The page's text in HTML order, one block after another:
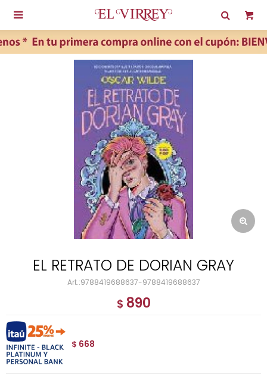

EL RETRATO DE DORIAN GRAY
9788419688637-9788419688637
$ 890
$ 668